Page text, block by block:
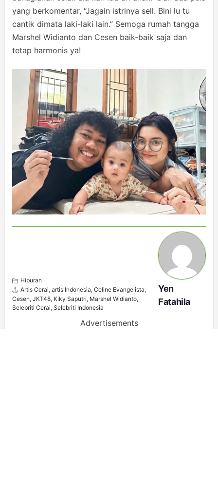
yang berkomentar, “Jagain istrinya sell. Bini lu tu
cantik dimata laki-laki lain.” Semoga rumah tangga
Marshel Widianto dan Cesen baik-baik saja dan
tetap harmonis ya!
Hiburan
Artis Cerai, artis Indonesia, Celine Evangelista,
Cesen, JKT48, Kiky Saputri, Marshel Widianto,
Selebriti Cerai, Selebriti Indonesia
Yen
Fatahila
Advertisements